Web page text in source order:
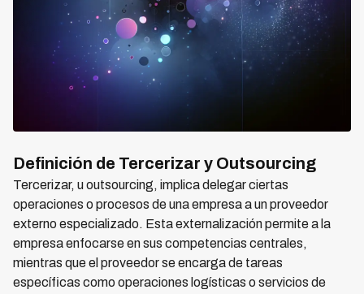
Definición de Tercerizar y Outsourcing
Tercerizar, u outsourcing, implica delegar ciertas
operaciones o procesos de una empresa a un proveedor
externo especializado. Esta externalización permite a la
empresa enfocarse en sus competencias centrales,
mientras que el proveedor se encarga de tareas
específicas como operaciones logísticas o servicios de